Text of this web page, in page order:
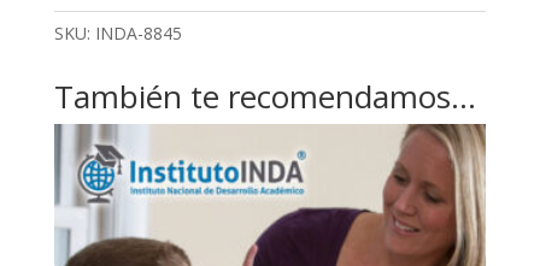
cantidad
SKU: INDA-8845
También te recomendamos…